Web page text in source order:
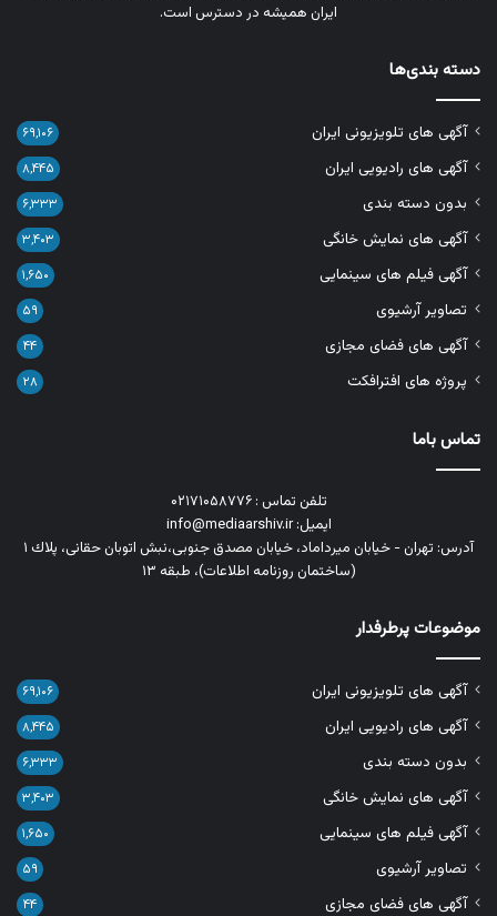
ایران همیشه در دسترس است.
دسته بندی‌ها
آگهی های تلویزیونی ایران ۶۹,۱۰۶
آگهی های رادیویی ایران ۸,۴۴۵
بدون دسته بندی ۶,۳۳۳
آگهی های نمایش خانگی ۳,۴۰۳
آگهی فیلم های سینمایی ۱,۶۵۰
تصاویر آرشیوی ۵۹
آگهی های فضای مجازی ۴۴
پروژه های افترافکت ۲۸
تماس باما
تلفن تماس : ۰۲۱۷۱۰۵۸۷۷۶
ایمیل: info@mediaarshiv.ir
آدرس: تهران - خیابان میرداماد، خیابان مصدق جنوبی،نبش اتوبان حقانی، پلاك ١
(ساختمان روزنامه اطلاعات)، طبقه ۱۳
موضوعات پرطرفدار
آگهی های تلویزیونی ایران ۶۹,۱۰۶
آگهی های رادیویی ایران ۸,۴۴۵
بدون دسته بندی ۶,۳۳۳
آگهی های نمایش خانگی ۳,۴۰۳
آگهی فیلم های سینمایی ۱,۶۵۰
تصاویر آرشیوی ۵۹
آگهی های فضای مجازی ۴۴